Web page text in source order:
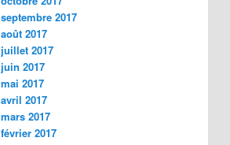
septembre 2017
août 2017
juillet 2017
juin 2017
mai 2017
avril 2017
mars 2017
février 2017